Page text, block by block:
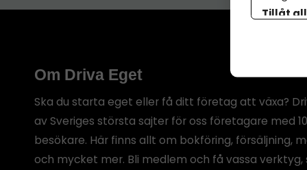
Om Driva Eget
Ska du starta eget eller få ditt företag att växa?
av Sveriges största sajter för oss företagare med
besökare. Här finns allt om bokföring, försäljning,
och mycket mer. Bli medlem och få vassa
Tillåt